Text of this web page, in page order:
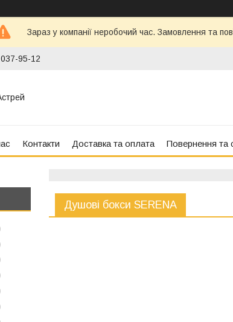
Зараз у компанії неробочий час. Замовлення та
95-12
Контакти Доставка та оплата Повернення та
Душові бокси SERENA